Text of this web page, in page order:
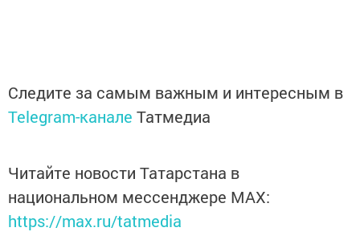
Следите за самым важным и интересным в
Telegram-канале Татмедиа
Читайте новости Татарстана в
национальном мессенджере MАХ:
https://max.ru/tatmedia